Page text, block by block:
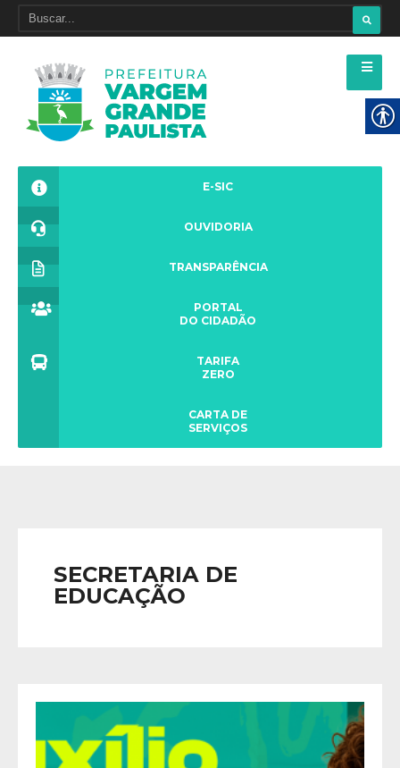
E-SIC
OUVIDORIA
TRANSPARÊNCIA
PORTAL
DO CIDADÃO
TARIFA
ZERO
CARTA DE
SERVIÇOS
SECRETARIA DE
EDUCAÇÃO